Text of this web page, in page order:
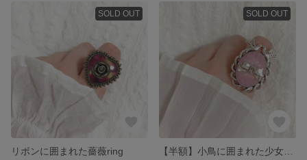
SOLD OUT
リボンに囲まれた薔薇ring
SOLD OUT